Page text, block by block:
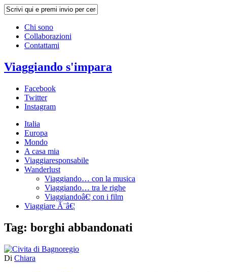
Chi sono
Collaborazioni
Contattami
Viaggiando s'impara
Facebook
Twitter
Instagram
Italia
Europa
Mondo
A casa mia
Viaggiaresponsabile
Wanderlust
Viaggiando… con la musica
Viaggiando… tra le righe
Viaggiandoâ€¦ con i film
Viaggiare Ã¨â€¦
Tag: borghi abbandonati
Di Chiara